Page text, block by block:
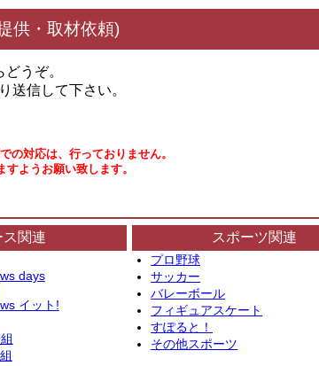
供・取材依頼)
うぞ。
送信して下さい。
の対応は、行っておりません。
ようお願い致します。
ス関連
days
イット!
スポーツ関連
プロ野球
サッカー
バレーボール
フィギュアスケート
すぽると！
その他スポーツ